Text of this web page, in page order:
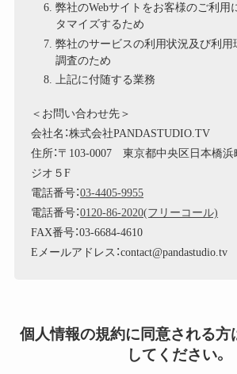
弊社のWebサイトをお客様のご利用
タマイズするため
弊社のサービスの利用状況及び利用
調査のため
上記に付随する業務
＜お問い合わせ先＞
会社名：株式会社PANDASTUDIO.TV
住所：〒103-0007 東京都中央区日本橋浜
ジオ５F
電話番号：03-4405-9955
電話番号：0120-86-2020(フリーコール)
FAX番号：03-6684-4610
Eメールアドレス：contact@pandastudio.tv
個人情報の規約に同意される方
してください。